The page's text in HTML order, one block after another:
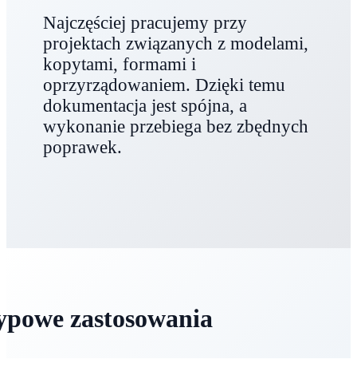
Najczęściej pracujemy przy
projektach związanych z modelami,
kopytami, formami i
oprzyrządowaniem. Dzięki temu
dokumentacja jest spójna, a
wykonanie przebiega bez zbędnych
poprawek.
zastosowania